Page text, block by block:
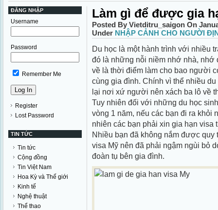
ĐĂNG NHẬP
Username
Password
Remember Me
Register
Lost Password
TIN TỨC
Tin tức
Cộng đồng
Tin Việt Nam
Hoa Kỳ và Thế giới
Kinh tế
Nghệ thuật
Thể thao
Làm gì để được gia
Posted By Vietditru_saigon On
Under NHẬP CẢNH CHO NGƯỜI
Du học là một hành trình với nhiều
đó là những nỗi niềm nhớ nhà,
về là thời điểm làm cho bao người
cùng gia đình. Chính vì thể nhiều
lại nơi xứ người nên xách ba lô về
Tuy nhiên đối với những du học
vòng 1 năm, nếu các bạn đi ra khỏi
nhiên các bạn phải xin gia hạn
Nhiều bạn đã không nắm được
visa Mỹ nên đã phải ngậm ngùi bỏ
đoàn tụ bên gia đình.